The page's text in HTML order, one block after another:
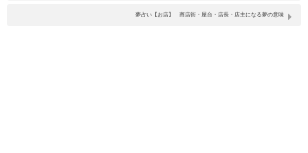
夢占い【お店】 商店街・屋台・店長・店主になる夢の意味